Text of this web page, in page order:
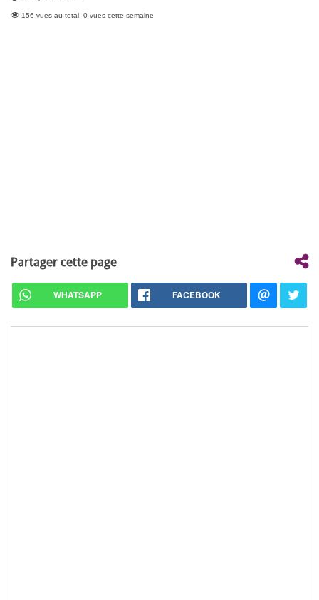
156 vues au total, 0 vues cette semaine
Partager cette page
WHATSAPP FACEBOOK